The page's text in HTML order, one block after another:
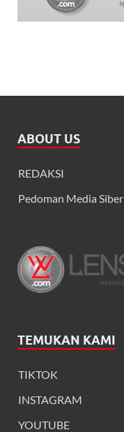
ABOUT US
REDAKSI
Pedoman Media Siber
TEMUKAN KAMI
TIKTOK
INSTAGRAM
YOUTUBE